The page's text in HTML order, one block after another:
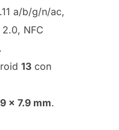
a/b/g/n/ac,
NFC
13 con
x 7.9 mm.